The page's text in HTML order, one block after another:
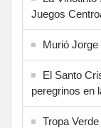
Juegos
Murió
El Santo
peregrinos en
Tropa